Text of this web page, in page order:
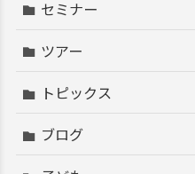
セミナー
ツアー
トピックス
ブログ